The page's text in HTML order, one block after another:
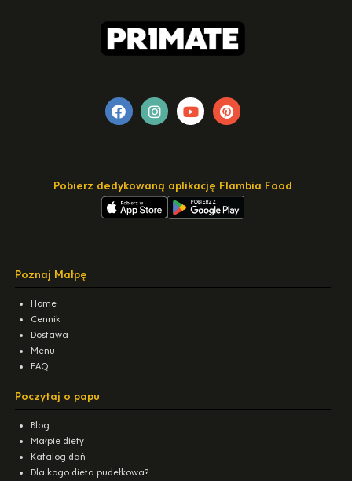
Pobierz dedykowaną aplikację Flambia Food
Poznaj Małpę
Home
Cennik
Dostawa
Menu
FAQ
Poczytaj o papu
Blog
Małpie diety
Katalog dań
Dla kogo dieta pudełkowa?